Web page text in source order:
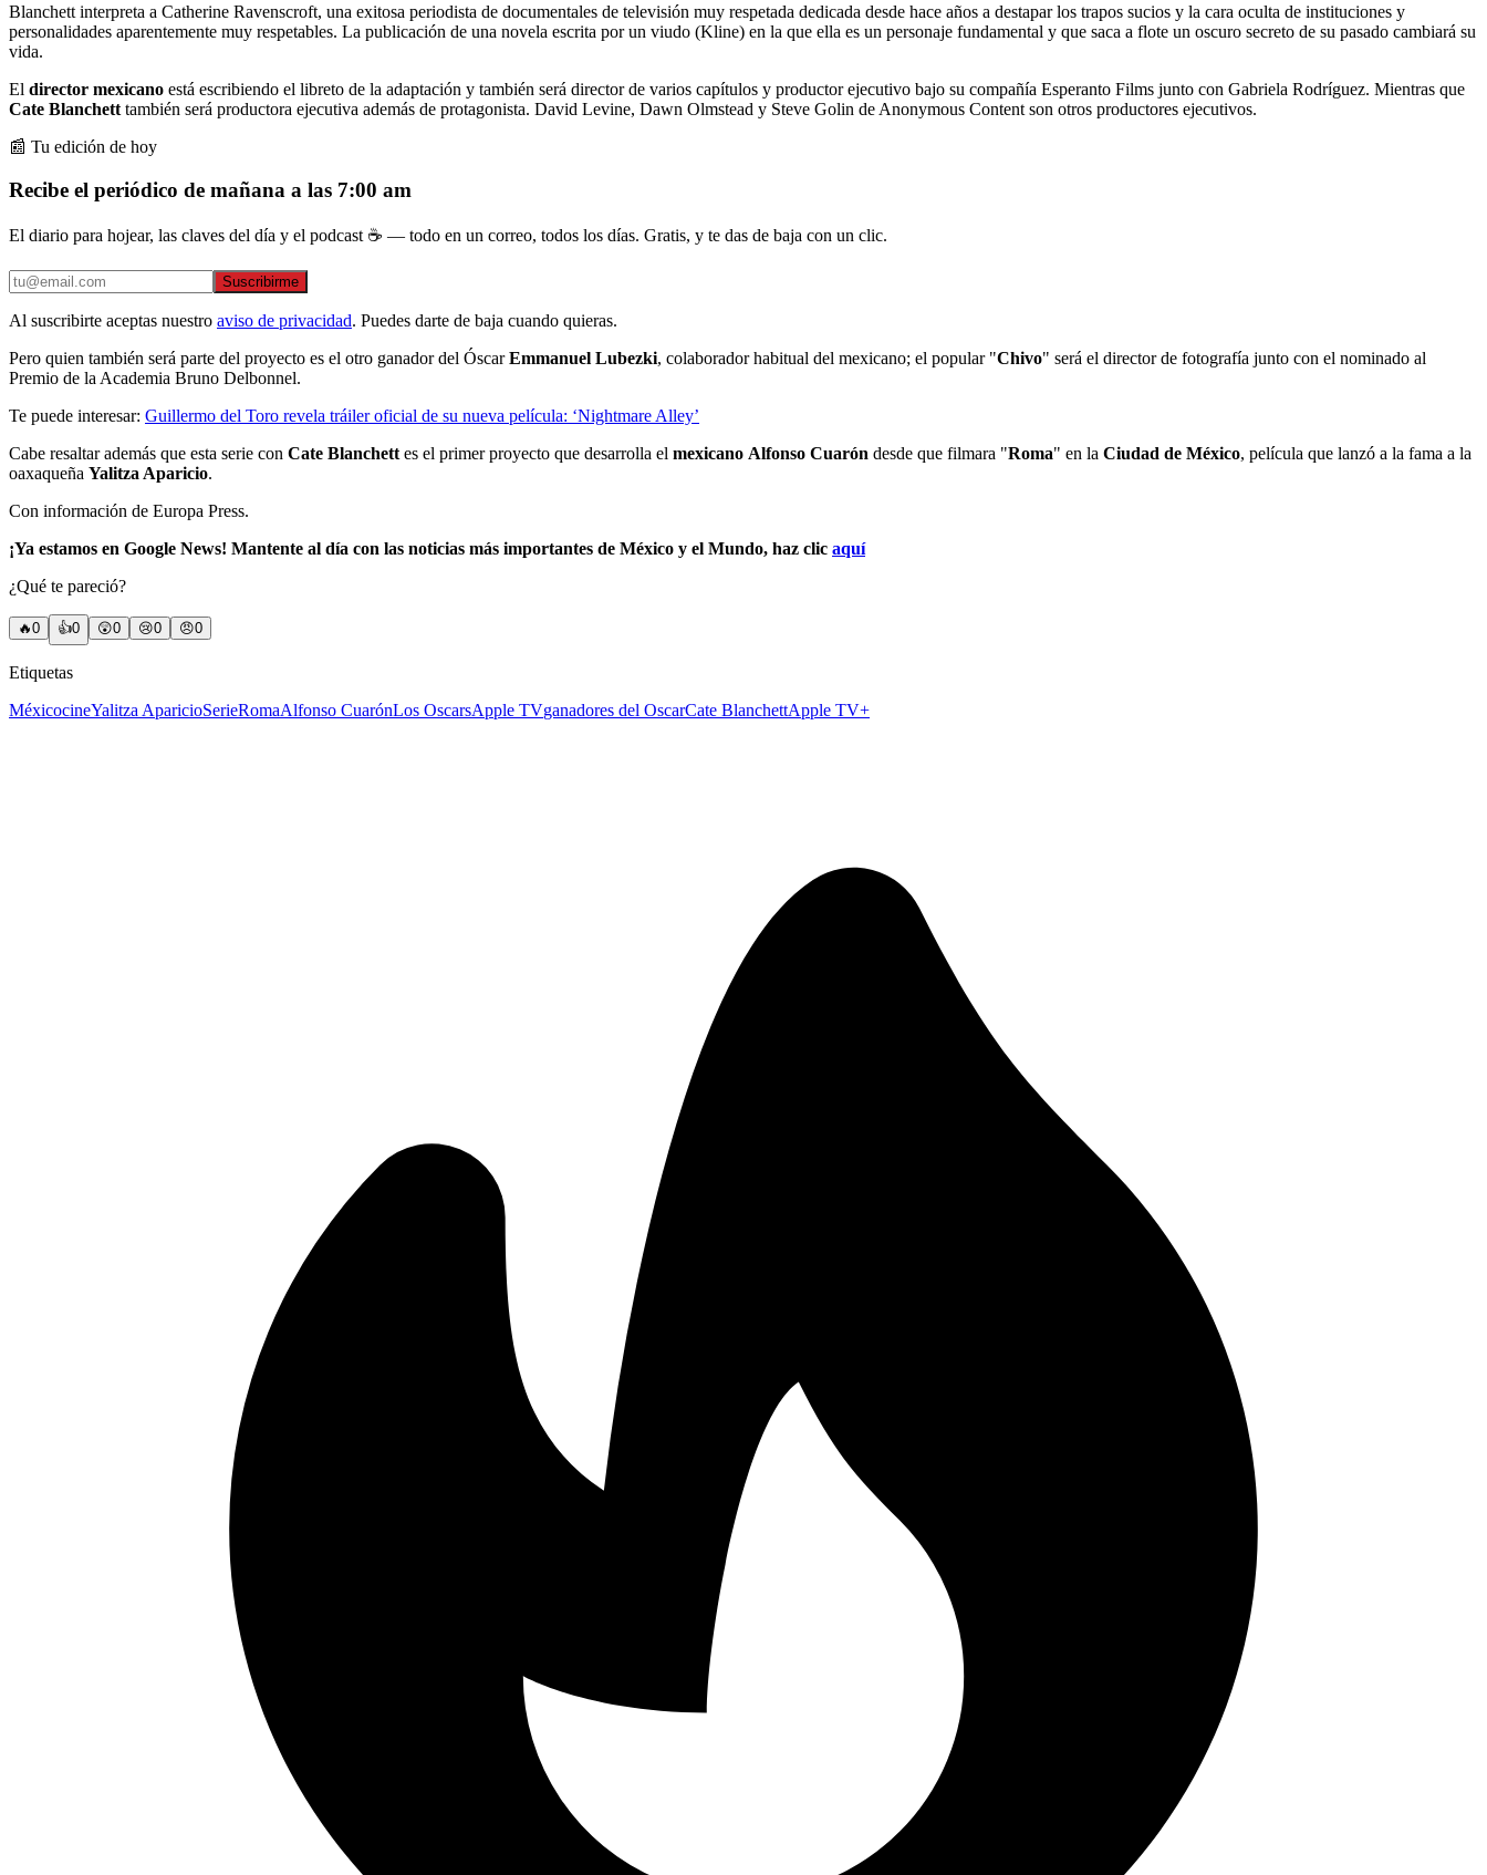
Blanchett interpreta a Catherine Ravenscroft, una exitosa periodista de documentales de televisión muy respetada dedicada desde hace años a destapar los trapos sucios y la cara oculta de instituciones y
personalidades aparentemente muy respetables. La publicación de una novela escrita por un viudo (Kline) en la que ella es un personaje fundamental y que saca a flote un oscuro secreto de su pasado cambiará su
vida.
El director mexicano está escribiendo el libreto de la adaptación y también será director de varios capítulos y productor ejecutivo bajo su compañía Esperanto Films junto con Gabriela Rodríguez. Mientras que
Cate Blanchett también será productora ejecutiva además de protagonista. David Levine, Dawn Olmstead y Steve Golin de Anonymous Content son otros productores ejecutivos.
📰 Tu edición de hoy
Recibe el periódico de mañana a las 7:00 am
El diario para hojear, las claves del día y el podcast ☕ — todo en un correo, todos los días. Gratis, y te das de baja con un clic.
Suscribirme
Al suscribirte aceptas nuestro aviso de privacidad. Puedes darte de baja cuando quieras.
Pero quien también será parte del proyecto es el otro ganador del ÓscarEmmanuel Lubezki, colaborador habitual del mexicano; el popular "Chivo" será el director de fotografía junto con el nominado al
Premio de la Academia Bruno Delbonnel.
Te puede interesar: Guillermo del Toro revela tráiler oficial de su nueva película: ‘Nightmare Alley’
Cabe resaltar además que esta serie con Cate Blanchett es el primer proyecto que desarrolla el mexicano Alfonso Cuarón desde que filmara "Roma" en la Ciudad de México, película que lanzó a la fama a la
oaxaqueña Yalitza Aparicio.
Con información de Europa Press.
¡Ya estamos en Google News! Mantente al día con las noticias más importantes de México y el Mundo, haz clic aquí
¿Qué te pareció?
🔥0 👍0 😲0 😢0 😠0
Etiquetas
MéxicocineYalitza AparicioSerieRomaAlfonso CuarónLos OscarsApple TVganadores del OscarCate BlanchettApple TV+